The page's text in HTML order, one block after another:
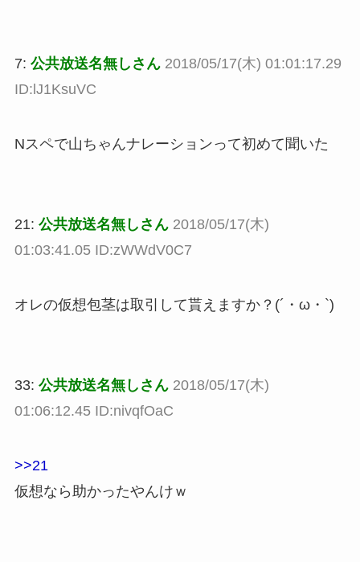
7: 公共放送名無しさん 2018/05/17(木) 01:01:17.29
ID:lJ1KsuVC
Nスペで山ちゃんナレーションって初めて聞いた
21: 公共放送名無しさん 2018/05/17(木)
01:03:41.05 ID:zWWdV0C7
オレの仮想包茎は取引して貰えますか？(´・ω・`)
33: 公共放送名無しさん 2018/05/17(木)
01:06:12.45 ID:nivqfOaC
>>21
仮想なら助かったやんけｗ